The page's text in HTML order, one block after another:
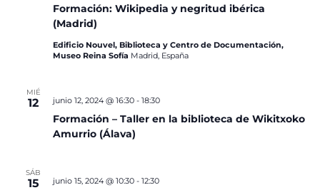
Formación: Wikipedia y negritud ibérica
(Madrid)
Edificio Nouvel, Biblioteca y Centro de Documentación,
Museo Reina Sofía Madrid, España
MIÉ
12
Formación – Taller en la biblioteca de Wikitxoko
Amurrio (Álava)
junio 12, 2024 @ 16:30- 18:30
SÁB
15 junio 15, 2024 @ 10:30- 12:30